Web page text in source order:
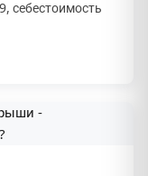
себестоимость